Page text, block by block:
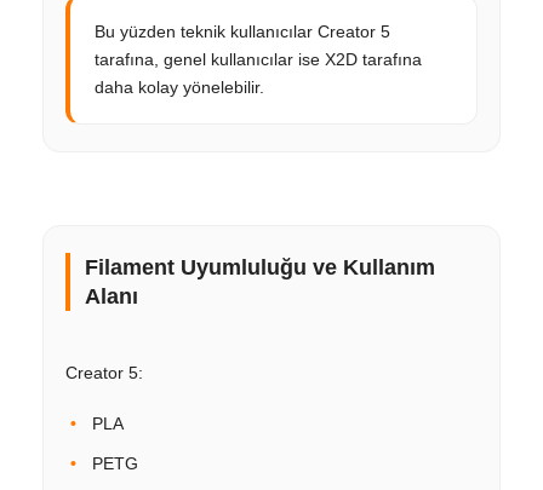
Bu yüzden teknik kullanıcılar Creator 5
tarafına, genel kullanıcılar ise X2D tarafına
daha kolay yönelebilir.
Filament Uyumluluğu ve Kullanım
Alanı
Creator 5:
PLA
PETG